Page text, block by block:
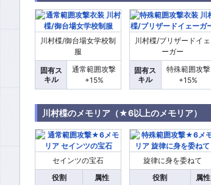
川村楪/御台場女学校制
服
固有ス
キル
通常範囲攻撃
+15%
川村楪/ブリザードイェ
ーガー
固有ス
キル
特殊範囲攻撃
+15%
川村楪のメモリア（★6以上のメモリア）
セインツの宝石
役割
属性
旋律に身を委ねて
役割
属性